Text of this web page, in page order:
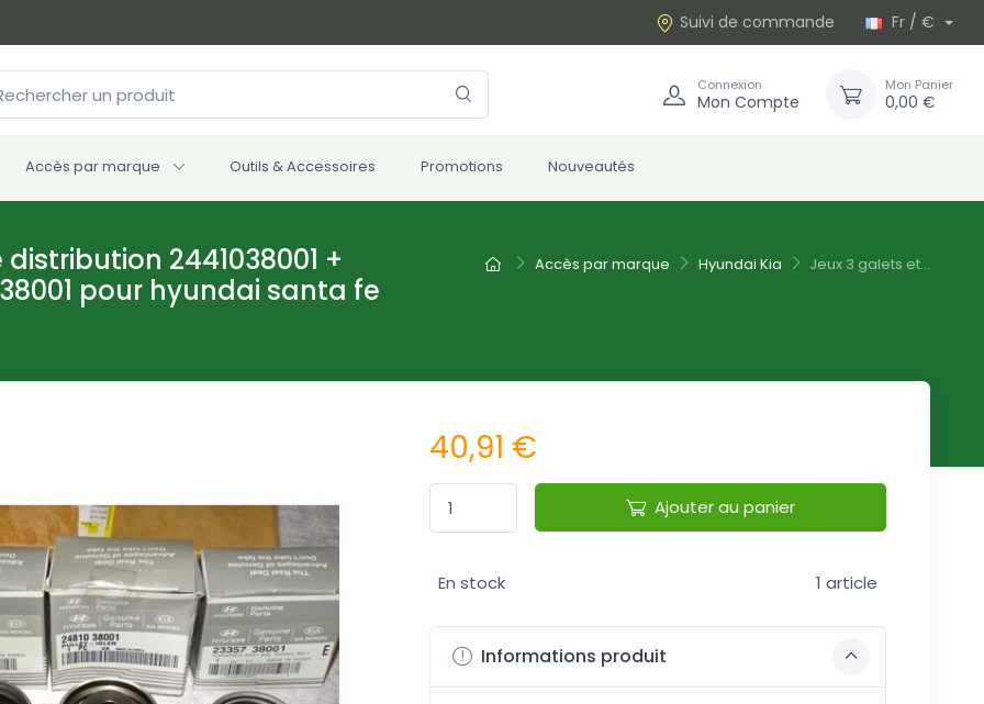
Suivi de commande Fr / €
Connexion
Mon Compte
Mon Panier
0,00 €
Accès par marque Outils & Accessoires Promotions Nouveautés
Accès par marque Hyundai Kia Jeux 3 galets et...
2441038001 +
pour hyundai santa fe
40,91 €
Ajouter au panier
En stock 1 article
Informations produit